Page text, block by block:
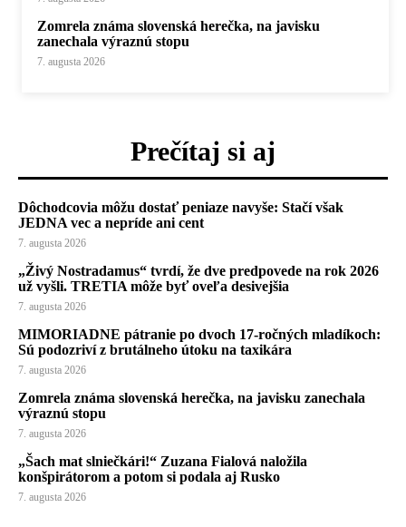
Zomrela známa slovenská herečka, na javisku
zanechala výraznú stopu
7. augusta 2026
Prečítaj si aj
Dôchodcovia môžu dostať peniaze navyše: Stačí však
JEDNA vec a nepríde ani cent
7. augusta 2026
„Živý Nostradamus“ tvrdí, že dve predpovede na rok 2026
už vyšli. TRETIA môže byť oveľa desivejšia
7. augusta 2026
MIMORIADNE pátranie po dvoch 17-ročných mladíkoch:
Sú podozriví z brutálneho útoku na taxikára
7. augusta 2026
Zomrela známa slovenská herečka, na javisku zanechala
výraznú stopu
7. augusta 2026
„Šach mat slniečkári!“ Zuzana Fialová naložila
konšpirátorom a potom si podala aj Rusko
7. augusta 2026